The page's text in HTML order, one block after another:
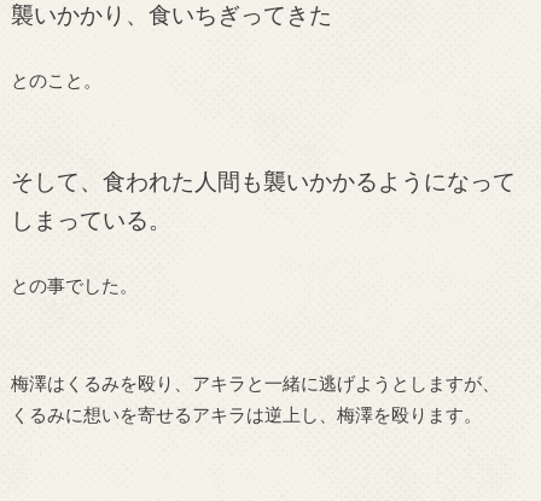
襲いかかり、食いちぎってきた
とのこと。
そして、食われた人間も襲いかかるようになって
しまっている。
との事でした。
梅澤はくるみを殴り、アキラと一緒に逃げようとしますが、
くるみに想いを寄せるアキラは逆上し、梅澤を殴ります。